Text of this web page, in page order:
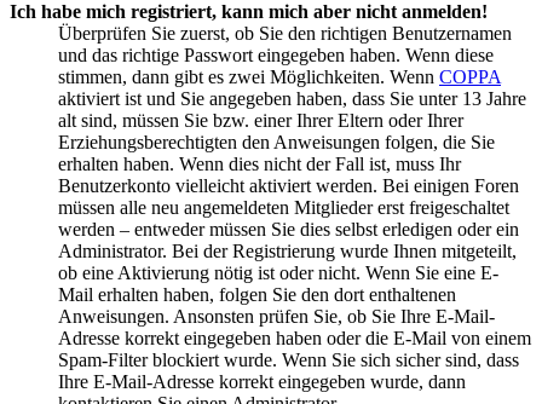
Ich habe mich registriert, kann mich aber nicht anmelden!
Überprüfen Sie zuerst, ob Sie den richtigen Benutzernamen
und das richtige Passwort eingegeben haben. Wenn diese
stimmen, dann gibt es zwei Möglichkeiten. Wenn COPPA
aktiviert ist und Sie angegeben haben, dass Sie unter 13 Jahre
alt sind, müssen Sie bzw. einer Ihrer Eltern oder Ihrer
Erziehungsberechtigten den Anweisungen folgen, die Sie
erhalten haben. Wenn dies nicht der Fall ist, muss Ihr
Benutzerkonto vielleicht aktiviert werden. Bei einigen Foren
müssen alle neu angemeldeten Mitglieder erst freigeschaltet
werden – entweder müssen Sie dies selbst erledigen oder ein
Administrator. Bei der Registrierung wurde Ihnen mitgeteilt,
ob eine Aktivierung nötig ist oder nicht. Wenn Sie eine E-
Mail erhalten haben, folgen Sie den dort enthaltenen
Anweisungen. Ansonsten prüfen Sie, ob Sie Ihre E-Mail-
Adresse korrekt eingegeben haben oder die E-Mail von einem
Spam-Filter blockiert wurde. Wenn Sie sich sicher sind, dass
Ihre E-Mail-Adresse korrekt eingegeben wurde, dann